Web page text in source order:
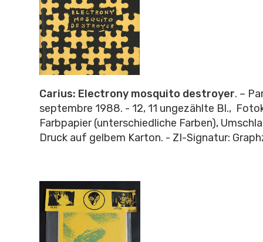
Carius: Electrony mosquito destroyer. –
septembre 1988. - 12, 11 ungezählte Bl.,
Farbpapier (unterschiedliche Farben),
Druck auf gelbem Karton. - ZI-Signatur: